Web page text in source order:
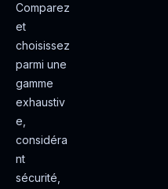
Comparez
et
choisissez
parmi une
gamme
exhaustiv
e,
considéra
nt
sécurité,